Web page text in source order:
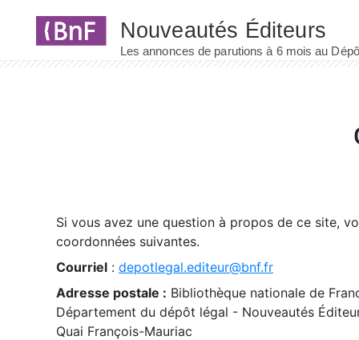
Si vous avez une question à propos de ce site,
coordonnées suivantes.
Courriel : depotlegal.editeur@bnf.fr
Adresse postale : Bibliothèque nationale de
Département du dépôt légal - Nouveautés
Quai François-Mauriac